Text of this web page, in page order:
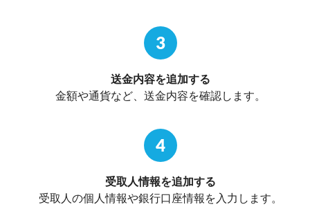
3
送金内容を追加する
金額や通貨など、送金内容を確認します。
4
受取人情報を追加する
受取人の個人情報や銀行口座情報を入力します。